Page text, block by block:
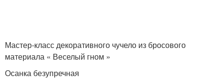
Мастер-класс декоративного чучело из бросового
материала « Веселый гном »
Осанка безупречная